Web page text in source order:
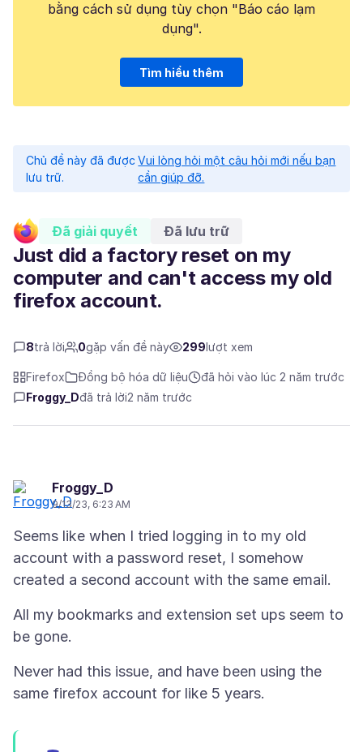
bằng cách sử dụng tùy chọn "Báo cáo lạm
dụng".
Tìm hiểu thêm
Chủ đề này đã được
lưu trữ.
Vui lòng hỏi một câu hỏi mới nếu bạn
cần giúp đỡ.
Đã giải quyết Đã lưu trữ
Just did a factory reset on my
computer and can't access my old
firefox account.
8trả lời 0gặp vấn đề này 299lượt xem
Firefox Đồng bộ hóa dữ liệu
đã hỏi vào lúc 2 năm trước
Froggy_Dđã trả lời2 năm trước
Froggy_D
9/13/23, 6:23 AM
Seems like when I tried logging in to my old
account with a password reset, I somehow
All my bookmarks and extension set ups seem to
Never had this issue, and have been using the